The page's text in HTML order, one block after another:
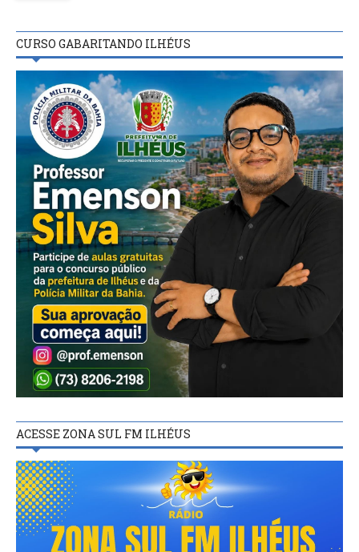
CURSO GABARITANDO ILHÉUS
ACESSE ZONA SUL FM ILHÉUS